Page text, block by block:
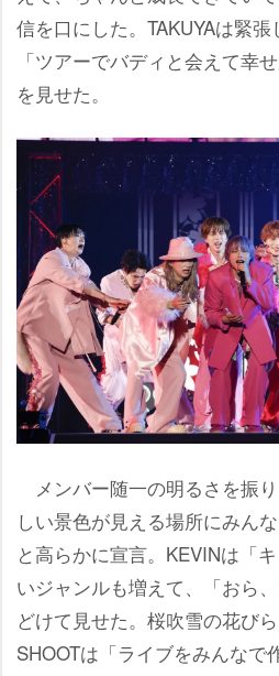
信を口にした。TAKUYAは緊
「ツアーでバディと会えて幸
を見せた。
メンバー随一の明るさを振
しい景色が見える場所にみん
と高らかに宣言。KEVINは「
いジャンルも増えて、「おら
どけて見せた。桜吹雪の花び
SHOOTは「ライブをみんなで